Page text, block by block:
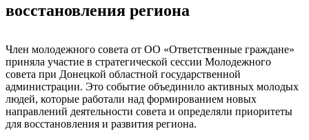
восстановления региона
Член молодежного совета от ОО «Ответственные граждане»
приняла участие в стратегической сессии Молодежного
совета при Донецкой областной государственной
администрации. Это событие объединило активных молодых
людей, которые работали над формированием новых
направлений деятельности совета и определяли приоритеты
для восстановления и развития региона.